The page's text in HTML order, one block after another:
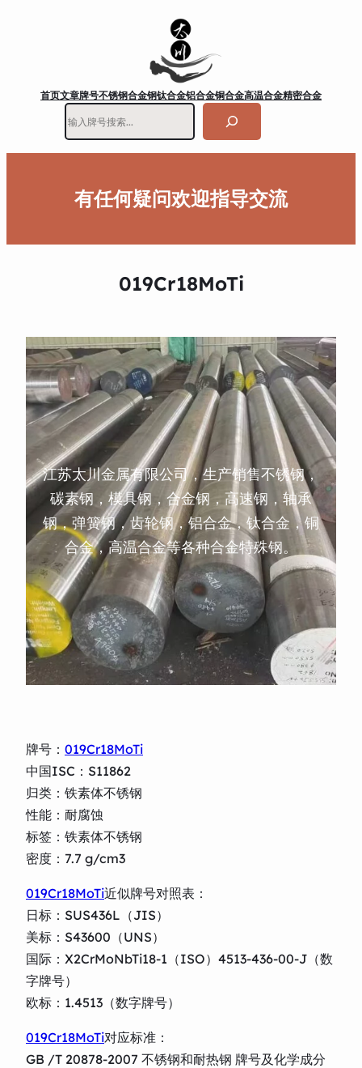
首页文章牌号不锈钢合金钢钛合金铝合金铜合金高温合金精密合金
有任何疑问欢迎指导交流
019Cr18MoTi
江苏太川金属有限公司，生产销售不锈钢，
碳素钢，模具钢，合金钢，高速钢，轴承
钢，弹簧钢，齿轮钢，铝合金，钛合金，铜
合金，高温合金等各种合金特殊钢。
牌号： 019Cr18MoTi
中国ISC：S11862
归类：铁素体不锈钢
性能：耐腐蚀
标签：铁素体不锈钢
密度：7.7 g/cm3
019Cr18MoTi近似牌号对照表：
日标：SUS436L（JIS）
美标：S43600（UNS）
国际：X2CrMoNbTi18-1（ISO）4513-436-00-J（数
字牌号）
欧标：1.4513（数字牌号）
019Cr18MoTi对应标准：
GB /T 20878-2007 不锈钢和耐热钢 牌号及化学成分